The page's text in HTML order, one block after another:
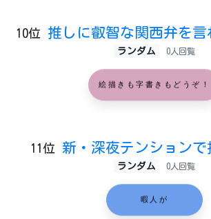
10位 推しに叡智な関西弁を言
ランダム 0人回覧
絵描きも字書きもどうぞ！
11位 新・深夜テンションで
ランダム 0人回覧
暇人が